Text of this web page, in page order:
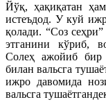
Йўқ, ҳақиқатан
истеъдод. У куй
қолади. “Соз
этганини кўриб,
Солеҳ ажойиб бир
билан вальсга
ижро давомида
вальсга